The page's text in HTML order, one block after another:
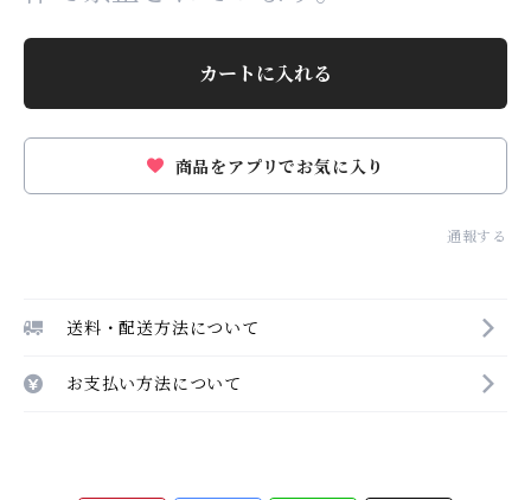
カートに入れる
商品をアプリでお気に入り
通報する
送料・配送方法について
お支払い方法について